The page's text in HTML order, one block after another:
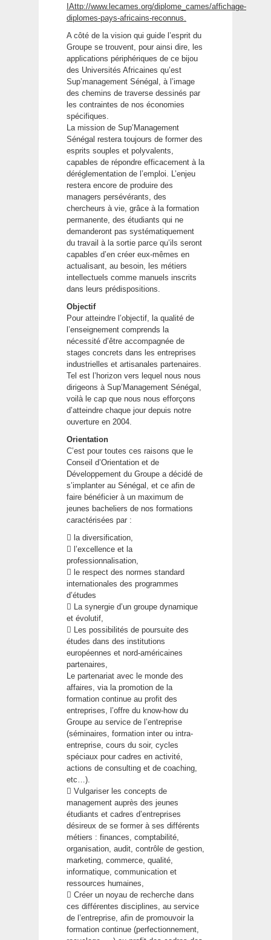
IAttp://www.lecames.org/diplome_cames/affichage-
diplomes-pays-africains-reconnus.
A côté de la vision qui guide l’esprit du
Groupe se trouvent, pour ainsi dire, les
applications périphériques de ce bijou
des Universités Africaines qu’est
Sup’management Sénégal, à l’image
des chemins de traverse dessinés par
les contraintes de nos économies
spécifiques.
La mission de Sup’Management
Sénégal restera toujours de former des
esprits souples et polyvalents,
capables de répondre efficacement à la
déréglementation de l’emploi. L’enjeu
restera encore de produire des
managers persévérants, des
chercheurs à vie, grâce à la formation
permanente, des étudiants qui ne
demanderont pas systématiquement
du travail à la sortie parce qu’ils seront
capables d’en créer eux-mêmes en
actualisant, au besoin, les métiers
intellectuels comme manuels inscrits
dans leurs prédispositions.
Objectif
Pour atteindre l’objectif, la qualité de
l’enseignement comprends la
nécessité d’être accompagnée de
stages concrets dans les entreprises
industrielles et artisanales partenaires.
Tel est l’horizon vers lequel nous nous
dirigeons à Sup’Management Sénégal,
voilà le cap que nous nous efforçons
d’atteindre chaque jour depuis notre
ouverture en 2004.
Orientation
C’est pour toutes ces raisons que le
Conseil d’Orientation et de
Développement du Groupe a décidé de
s’implanter au Sénégal, et ce afin de
faire bénéficier à un maximum de
jeunes bacheliers de nos formations
caractérisées par :
 la diversification,
 l’excellence et la
professionnalisation,
 le respect des normes standard
internationales des programmes
d’études
 La synergie d’un groupe dynamique
et évolutif,
 Les possibilités de poursuite des
études dans des institutions
européennes et nord-américaines
partenaires,
Le partenariat avec le monde des
affaires, via la promotion de la
formation continue au profit des
entreprises, l’offre du know-how du
Groupe au service de l’entreprise
(séminaires, formation inter ou intra-
entreprise, cours du soir, cycles
spéciaux pour cadres en activité,
actions de consulting et de coaching,
etc…).
 Vulgariser les concepts de
management auprès des jeunes
étudiants et cadres d’entreprises
désireux de se former à ses différents
métiers : finances, comptabilité,
organisation, audit, contrôle de gestion,
marketing, commerce, qualité,
informatique, communication et
ressources humaines,
 Créer un noyau de recherche dans
ces différentes disciplines, au service
de l’entreprise, afin de promouvoir la
formation continue (perfectionnement,